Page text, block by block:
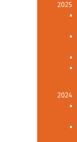
2025
2024